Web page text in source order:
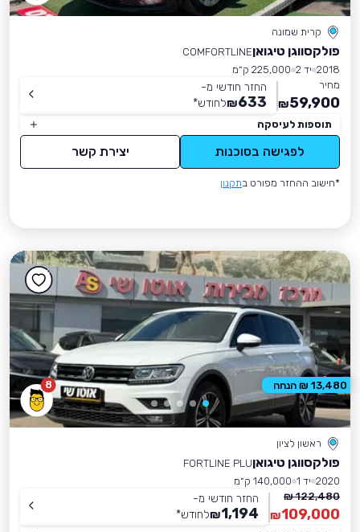
קרית שמונה
פולקסווגן טיגואןCOMFORTLINE
2018 יד 2
225,000 ק״מ
מחיר
59,900
₪
החזר חודשי מ-
633
₪לחודש*
תוספות לעיסקה
לפגישה בסוכנות יצירת קשר
*חישוב ההחזר מפורט בתקנון
8
ראשון לציון
פולקסווגן טיגואןFORTLINE PLU
2020 יד 1
140,000 ק״מ
122,480 ₪
109,000
₪
החזר חודשי מ-
1,194
₪לחודש*
13,480 ₪ הנחה